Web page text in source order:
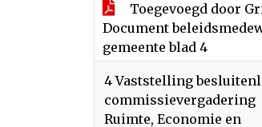
Toegevoegd door
Document
gemeente blad 4
4 Vaststelling
commissievergadering
Ruimte, Economie en